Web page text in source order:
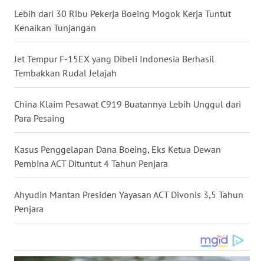
Lebih dari 30 Ribu Pekerja Boeing Mogok Kerja Tuntut
Kenaikan Tunjangan
Jet Tempur F-15EX yang Dibeli Indonesia Berhasil
Tembakkan Rudal Jelajah
China Klaim Pesawat C919 Buatannya Lebih Unggul dari
Para Pesaing
Kasus Penggelapan Dana Boeing, Eks Ketua Dewan
Pembina ACT Dituntut 4 Tahun Penjara
Ahyudin Mantan Presiden Yayasan ACT Divonis 3,5 Tahun
Penjara
WN
WN
KALSEL
WN
KALTIM
WN
SULSEL
GORONTALO